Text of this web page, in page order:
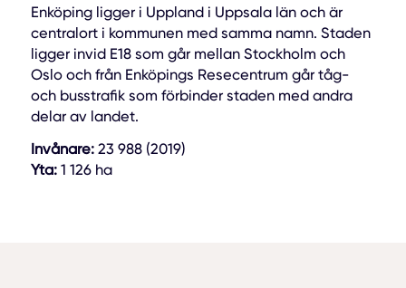
Enköping ligger i Uppland i Uppsala län och är
centralort i kommunen med samma namn. Staden
ligger invid E18 som går mellan Stockholm och
Oslo och från Enköpings Resecentrum går tåg-
och busstrafik som förbinder staden med andra
delar av landet.
Invånare:23 988 (2019)
Yta:1 126 ha